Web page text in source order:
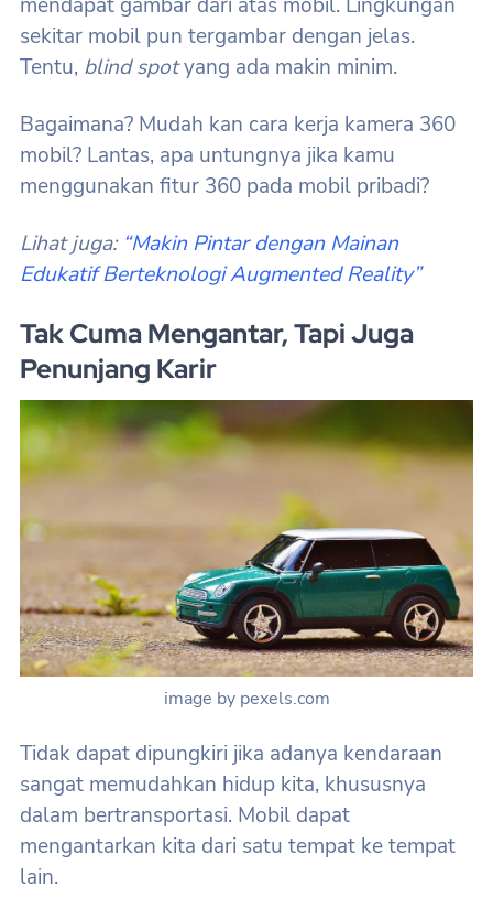
sekitar mobil pun tergambar dengan jelas.
Tentu, blind spotyang ada makin minim.
Bagaimana? Mudah kan cara kerja kamera 360
mobil? Lantas, apa untungnya jika kamu
menggunakan fitur 360 pada mobil pribadi?
Lihat juga: “Makin Pintar dengan Mainan
Edukatif Berteknologi Augmented Reality”
Tak Cuma Mengantar, Tapi Juga
Penunjang Karir
image by pexels.com
Tidak dapat dipungkiri jika adanya kendaraan
sangat memudahkan hidup kita, khususnya
dalam bertransportasi. Mobil dapat
mengantarkan kita dari satu tempat ke tempat
lain.